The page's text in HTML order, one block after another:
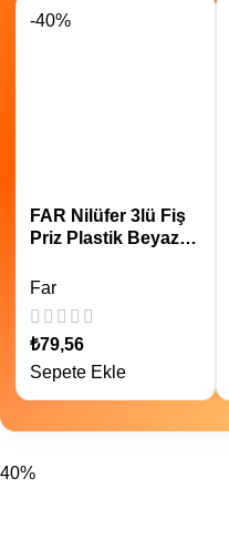
-40%
FAR Nilüfer 3lü Fiş
Priz Plastik Beyaz F
Far
₺79,56
Sepete Ekle